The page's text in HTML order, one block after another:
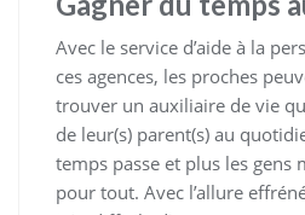
Avec le service d’aide à la
ces agences, les proches
trouver un auxiliaire de vie
de leur(s) parent(s) au
temps passe et plus les gens
pour tout. Avec l’allure